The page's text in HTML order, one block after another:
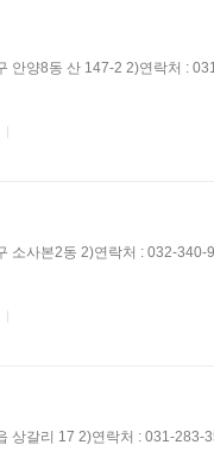
안양8동 산 147-2 2)연락처 :
|
소사본2동 2)연락처 : 032-
|
상갈리 17 2)연락처 : 031-